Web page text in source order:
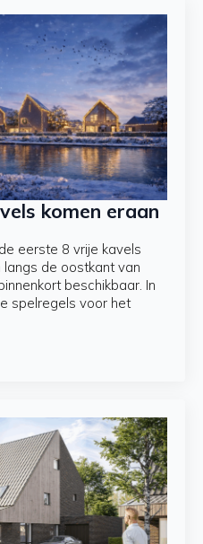
komen eraan
eerste 8 vrije kavels
de oostkant van
beschikbaar. In
spelregels voor het